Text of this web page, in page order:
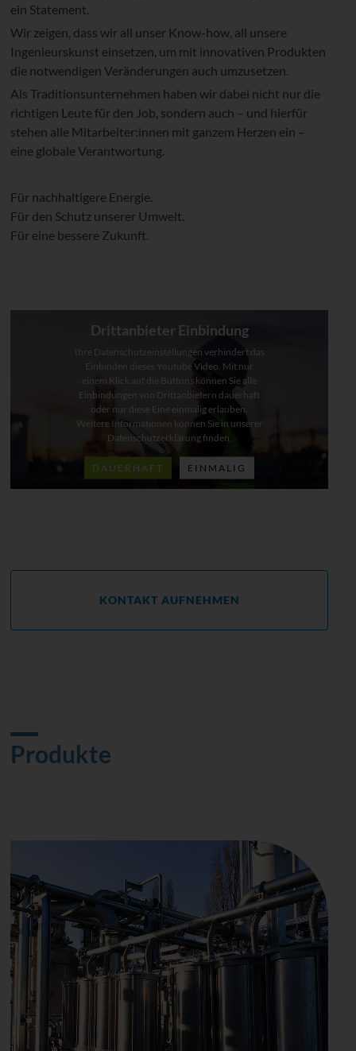
ein Statement.
Wir zeigen, dass wir all unser Know-how, all unsere
Ingenieurskunst einsetzen, um mit innovativen Produkten
die notwendigen Veränderungen auch umzusetzen.
Als Traditionsunternehmen haben wir dabei nicht nur die
richtigen Leute für den Job, sondern auch – und hierfür
stehen alle Mitarbeiter:innen mit ganzem Herzen ein –
eine globale Verantwortung.
Für nachhaltigere Energie.
Für den Schutz unserer Umwelt.
Für eine bessere Zukunft.
Drittanbieter Einbindung
Ihre Datenschutzeinstellungen verhindert das
Einbinden dieses Youtube Video. Mit nur
einem Klick auf die Buttons können Sie alle
Einbindungen von Drittanbietern dauerhaft
oder nur diese Eine einmalig erlauben.
Weitere Informationen können Sie in unserer
Datenschutzerklärung finden.
DAUERHAFT EINMALIG
KONTAKT AUFNEHMEN
Produkte